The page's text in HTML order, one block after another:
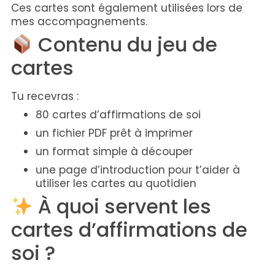
Ces cartes sont également utilisées lors de
mes accompagnements.
Contenu du jeu de
cartes
Tu recevras :
80 cartes d’affirmations de soi
un fichier PDF prêt à imprimer
un format simple à découper
une page d’introduction pour t’aider à
utiliser les cartes au quotidien
À quoi servent les
cartes d’affirmations de
soi ?